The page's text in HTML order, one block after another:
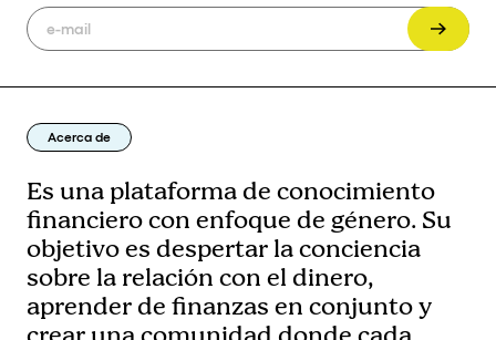
Acerca de
Es una plataforma de conocimiento
financiero con enfoque de género. Su
objetivo es despertar la conciencia
sobre la relación con el dinero,
aprender de finanzas en conjunto y